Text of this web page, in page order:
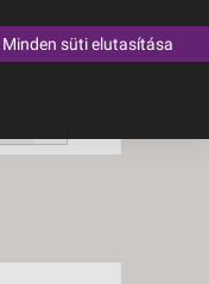
a
Minden süti elutasítása